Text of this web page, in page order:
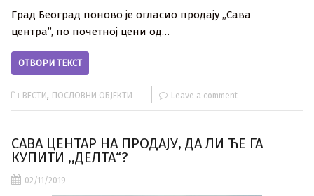
Град Београд поново је огласио продају „Сава
центра”, по почетној цени од…
ОТВОРИ ТЕКСТ
ВЕСТИ, ПОСЛОВНИ ОБЈЕКТИ Leave a comment
САВА ЦЕНТАР НА ПРОДАЈУ, ДА ЛИ ЋЕ ГА
КУПИТИ ,,ДЕЛТА“?
02/11/2019